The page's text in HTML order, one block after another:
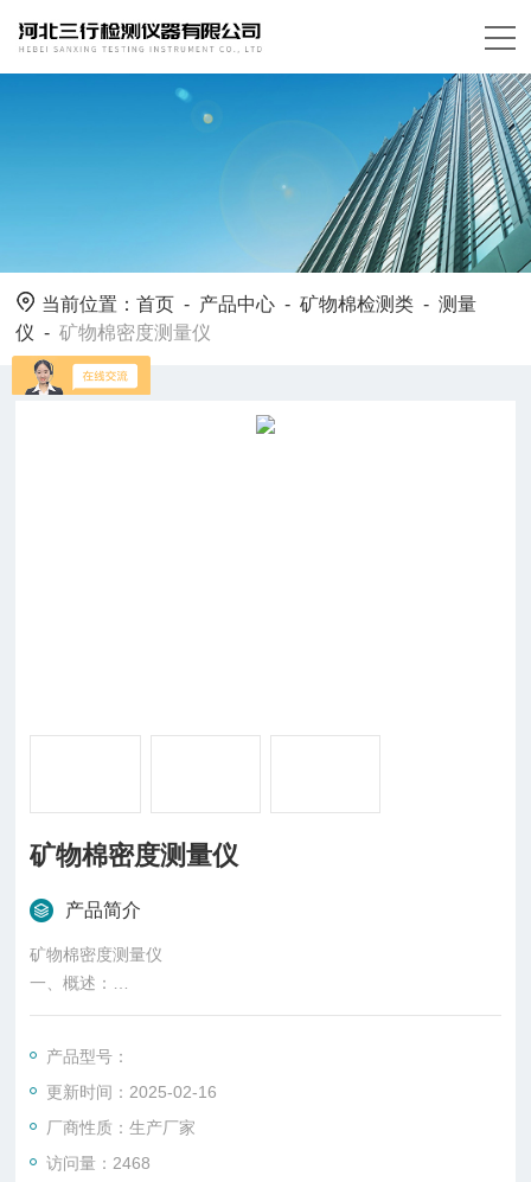
当前位置：首页 - 产品中心 -矿物棉检测类 -测量
仪 -矿物棉密度测量仪
矿物棉密度测量仪
产品简介
矿物棉密度测量仪
一、概述：
依据GB/T5480-2008矿物棉及其制品试验方法，渣球含量之标准
产品型号：
更新时间：2025-02-16
厂商性质：生产厂家
访问量：2468